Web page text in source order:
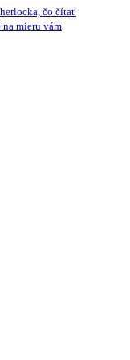
čo čítať
mieru vám